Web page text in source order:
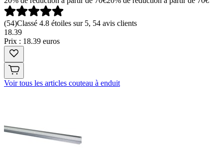
(54)Classé 4.8 étoiles sur 5, 54 avis clients
18.39
Prix : 18.39 euros
Voir tous les articles couteau à enduit